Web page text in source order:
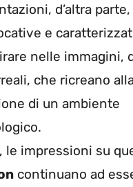
d’altra
e
nelle immagini,
che ricreano
di un ambiente
le impressioni su
continuano ad